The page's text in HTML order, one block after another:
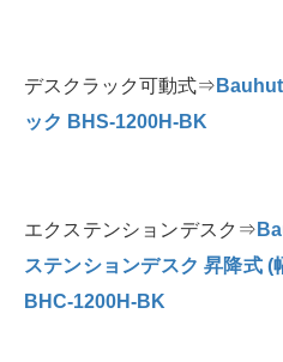
デスクラック可動式⇒
ック BHS-1200H-BK
エクステンションデスク⇒
ステンションデスク 昇降式
BHC-1200H-BK